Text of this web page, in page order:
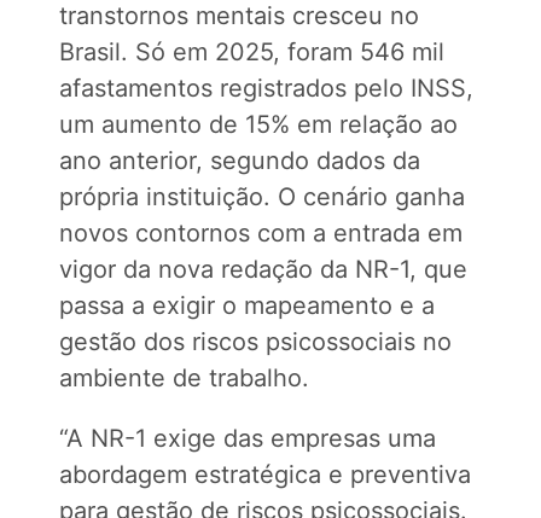
transtornos mentais cresceu no
Brasil. Só em 2025, foram 546 mil
afastamentos registrados pelo INSS,
um aumento de 15% em relação ao
ano anterior, segundo dados da
própria instituição. O cenário ganha
novos contornos com a entrada em
vigor da nova redação da NR-1, que
passa a exigir o mapeamento e a
gestão dos riscos psicossociais no
ambiente de trabalho.
“A NR-1 exige das empresas uma
abordagem estratégica e preventiva
para gestão de riscos psicossociais.